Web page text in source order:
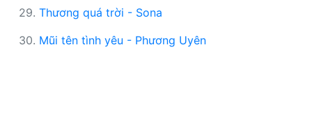
29. Thương quá trời - Sona
30. Mũi tên tình yêu - Phương Uyên